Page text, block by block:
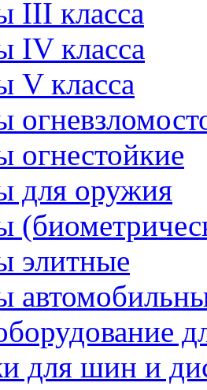
III класса
IV класса
V класса
огнестойкие
для оружия
элитные
для шин и